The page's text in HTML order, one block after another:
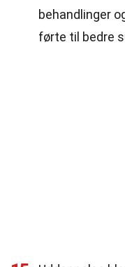
behandlinger
førte til bedre